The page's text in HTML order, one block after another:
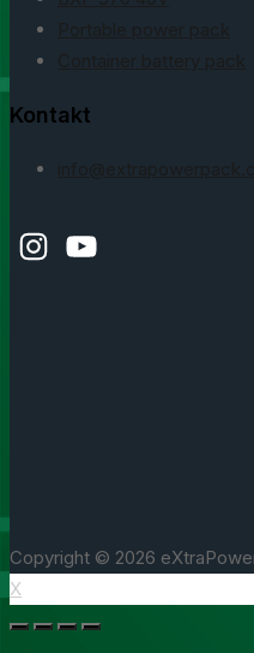
Kontakt
Instagram
YouTube
Copyright © 2026
X